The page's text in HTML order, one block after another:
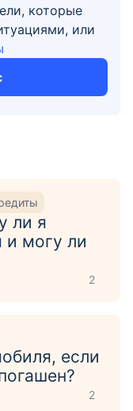
которые
или
ли я
и могу ли
2
если
2